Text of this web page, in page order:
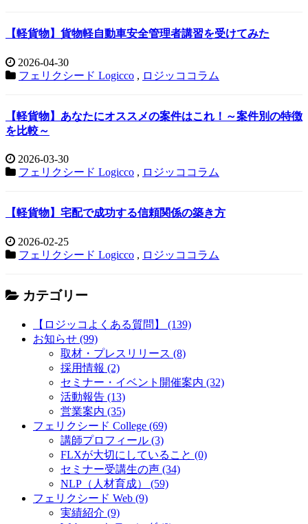
【軽貨物】貨物軽自動車安全管理者講習を受けてみた
2026-04-30
フェリクシード Logicco , ロジッココラム
【軽貨物】あなたにオススメの案件はこれ！～案件別の特徴
を比較～
2026-03-30
フェリクシード Logicco , ロジッココラム
【軽貨物】宅配で成功する信頼関係の築き方
2026-02-25
フェリクシード Logicco , ロジッココラム
カテゴリー
【ロジッコよくある質問】 (139)
お知らせ (99)
取材・プレスリリース (8)
採用情報 (2)
セミナー・イベント開催案内 (32)
活動報告 (13)
営業案内 (35)
フェリクシード College (69)
講師プロフィール (3)
FLXが大切にしていること (0)
セミナー受講生の声 (34)
NLP（人材育成） (59)
フェリクシード Web (9)
実績紹介 (9)